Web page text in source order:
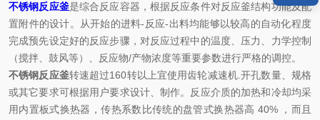
不锈钢反应釜是综合反应容器，根据反应条件对反应釜结构功能及配
置附件的设计。从开始的进料-反应-出料均能够以较高的自动化程度
完成预先设定好的反应步骤，对反应过程中的温度、压力、力学控制
（搅拌、鼓风等）、反应物/产物浓度等重要参数进行严格的调控。
不锈钢反应釜转速超过160转以上宜使用齿轮减速机.开孔数量、规格
或其它要求可根据用户要求设计、制作。反应介质的加热和冷却均采
用内置板式换热器，传热系数比传统的盘管式换热器高 40% ，而且